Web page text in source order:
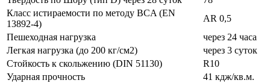
Класс истираемости по методу BCA (EN
13892-4)
AR 0,5
Пешеходная нагрузка
через 24 часа
Легкая нагрузка (до 200 кг/см2)
через 3 суток
Стойкость к скольжению (DIN 51130)
R10
Ударная прочность
41 кдж/кв.м.